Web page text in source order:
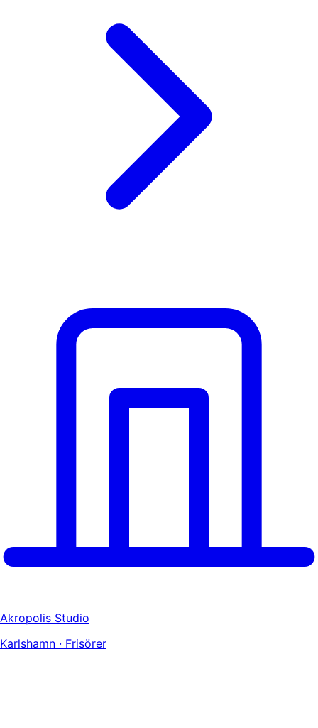
Akropolis Studio
Karlshamn · Frisörer